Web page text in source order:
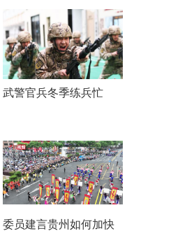
武警官兵冬季练兵忙
委员建言贵州如何加快